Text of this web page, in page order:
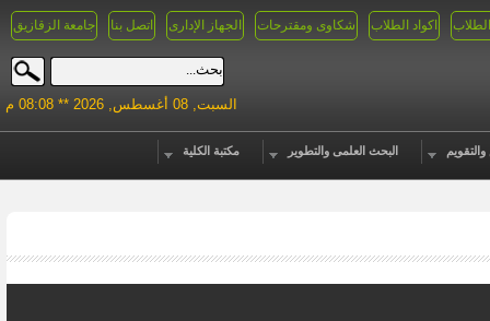
جامعة الزقازيق اتصل بنا الجهاز الإدارى شكاوى ومقترحات اكواد الطلاب الطلاب
السبت, 08 أغسطس, 2026 ** 08:08 م
البحث العلمى والتطوير مكتبة الكلية